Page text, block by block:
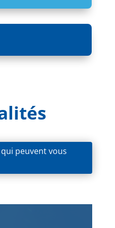
peuvent vous